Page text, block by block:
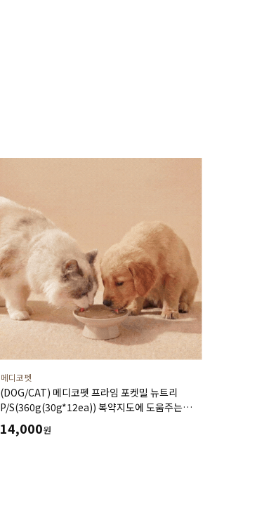
메디코펫
(DOG/CAT) 메디코펫 프라임 포켓밀 뉴트리
P/S(360g(30g*12ea)) 복약지도에 도움주는
가수분해 오리 처방캔
14,000원